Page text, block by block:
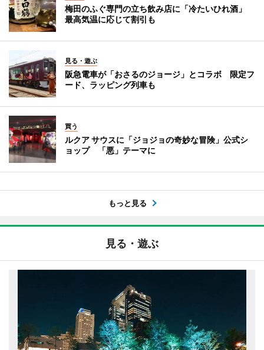
梅田のふぐ専門の立ち飲み店に「冷たいひれ酒」
最高気温に応じて割引も
見る・遊ぶ
阪急電車が「おさるのジョージ」とコラボ 限定フ
ード、ラッピング列車も
買う
ルクア サウスに「ジョジョの奇妙な冒険」公式シ
ョップ 「悪」テーマに
もっと見る
見る・遊ぶ